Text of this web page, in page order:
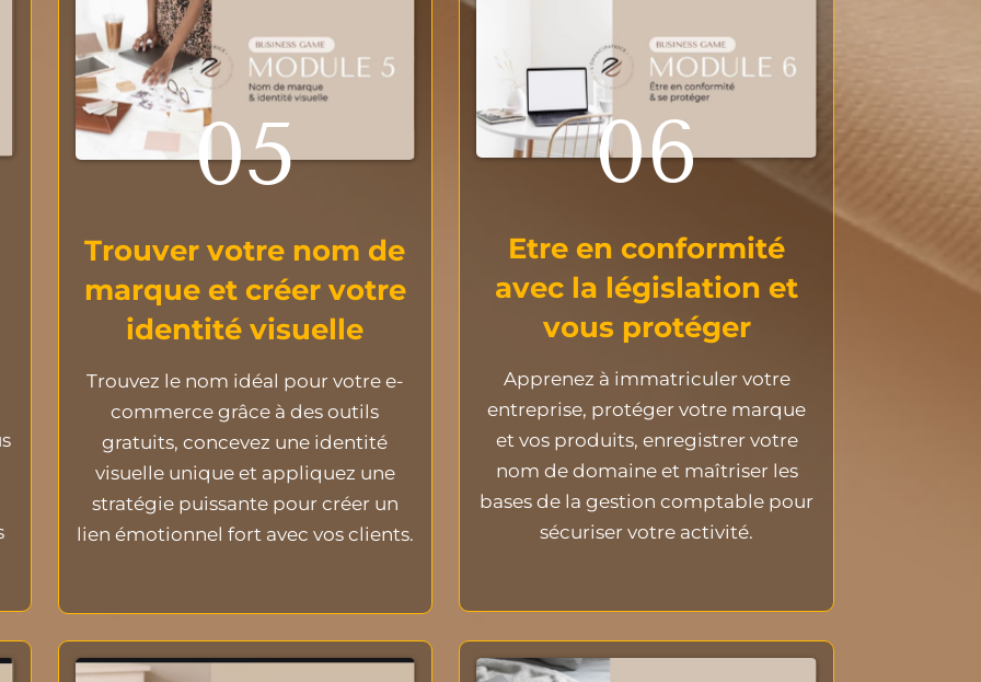
05
Trouver votre nom de
marque et créer votre
identité visuelle
Trouvez le nom idéal pour votre e-
commerce grâce à des outils
gratuits, concevez une identité
visuelle unique et appliquez une
stratégie puissante pour créer un
lien émotionnel fort avec vos clients.
06
Etre en conformité
avec la législation et
vous protéger
Apprenez à immatriculer votre
entreprise, protéger votre marque
et vos produits, enregistrer votre
nom de domaine et maîtriser les
bases de la gestion comptable pour
sécuriser votre activité.